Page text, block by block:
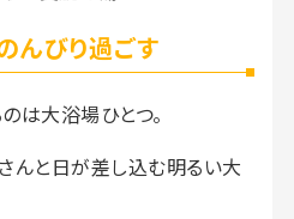
んびり過ごす
は大浴場ひとつ。
んと日が差し込む明るい大